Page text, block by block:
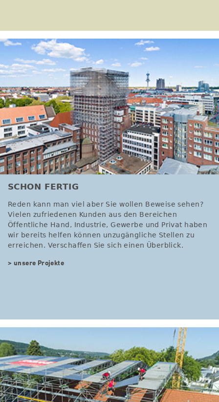
SCHON FERTIG
Reden kann man viel aber Sie wollen Beweise sehen?
Vielen zufriedenen Kunden aus den Bereichen
Öffentliche Hand, Industrie, Gewerbe und Privat haben
wir bereits helfen können unzugängliche Stellen zu
erreichen. Verschaffen Sie sich einen Überblick.
> unsere Projekte